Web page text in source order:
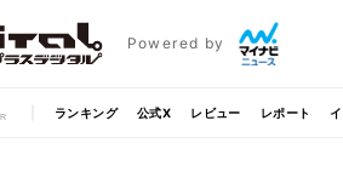
Powered by
ランキング 公式X レビュー レポート